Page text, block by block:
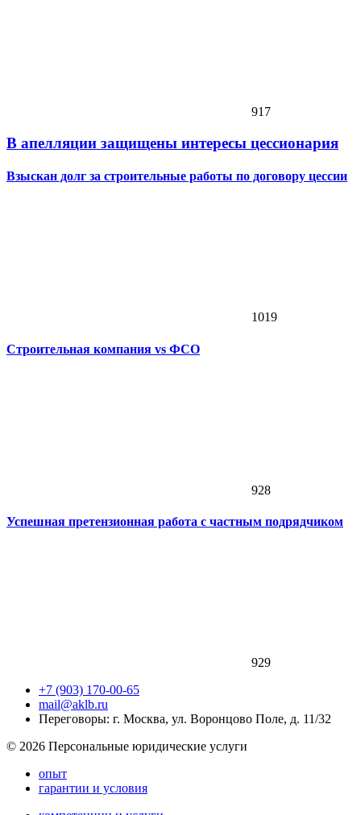
917
В апелляции защищены интересы цессионария
Взыскан долг за строительные работы по договору цессии
1019
Строительная компания vs ФСО
928
Успешная претензионная работа с частным подрядчиком
929
+7 (903) 170-00-65
mail@aklb.ru
Переговоры: г. Москва, ул. Воронцово Поле, д. 11/32
© 2026 Персональные юридические услуги
опыт
гарантии и условия